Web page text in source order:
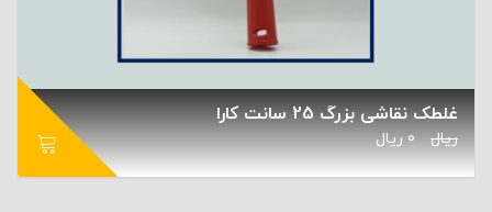
غلطک نقاشی بزرگ 25 سانت کارا
ریال 0 ریال